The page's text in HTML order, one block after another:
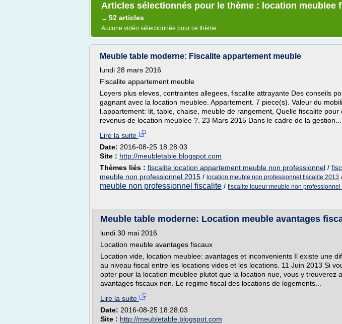
Articles sélectionnés pour le thème : location meublee
→ 52 articles
Aucune vidéo sélectionnée pour ce thème
Meuble table moderne: Fiscalite appartement meuble
lundi 28 mars 2016
Fiscalite appartement meuble
Loyers plus eleves, contraintes allegees, fiscalite attrayante Des conseils
gagnant avec la location meublee. Appartement. 7 piece(s). Valeur du
l.appartement: lit, table, chaise, meuble de rangement, Quelle fiscalite pour
revenus de location meublee ?. 23 Mars 2015 Dans le cadre de la gestion...
Lire la suite
Date: 2016-08-25 18:28:03
Site : http://meubletable.blogspot.com
Thèmes liés : fiscalite location appartement meuble non professionnel /
meuble non professionnel 2015 / location meuble non professionnel fiscalite 2013
meuble non professionnel fiscalite / fiscalite loueur meuble non professionnel
Meuble table moderne: Location meuble avantages
lundi 30 mai 2016
Location meuble avantages fiscaux
Location vide, location meublee: avantages et inconvenients Il existe une
au niveau fiscal entre les locations vides et les locations. 11 Juin 2013 Si
opter pour la location meublee plutot que la location nue, vous y trouverez
avantages fiscaux non. Le regime fiscal des locations de logements...
Lire la suite
Date: 2016-08-25 18:28:03
Site : http://meubletable.blogspot.com